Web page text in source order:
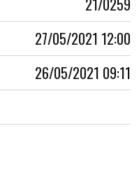
27/05/2021 12:00
26/05/2021 09:11